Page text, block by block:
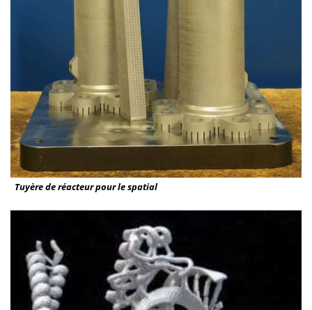
Tuyère de réacteur pour le spatial